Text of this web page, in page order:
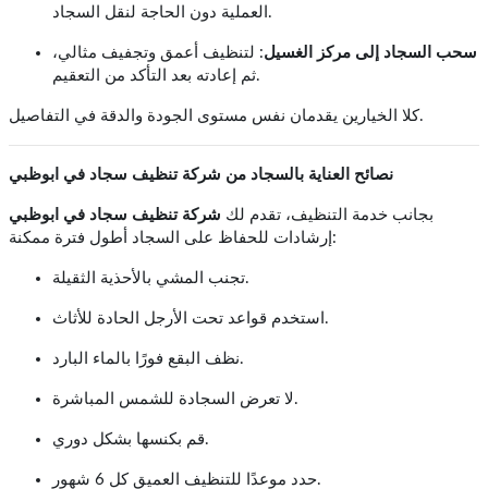
العملية دون الحاجة لنقل السجاد.
سحب السجاد إلى مركز الغسيل: لتنظيف أعمق وتجفيف مثالي،
ثم إعادته بعد التأكد من التعقيم.
كلا الخيارين يقدمان نفس مستوى الجودة والدقة في التفاصيل.
نصائح العناية بالسجاد من شركة تنظيف سجاد في ابوظبي
بجانب خدمة التنظيف، تقدم لك شركة تنظيف سجاد في ابوظبي
إرشادات للحفاظ على السجاد أطول فترة ممكنة:
تجنب المشي بالأحذية الثقيلة.
استخدم قواعد تحت الأرجل الحادة للأثاث.
نظف البقع فورًا بالماء البارد.
لا تعرض السجادة للشمس المباشرة.
قم بكنسها بشكل دوري.
حدد موعدًا للتنظيف العميق كل 6 شهور.